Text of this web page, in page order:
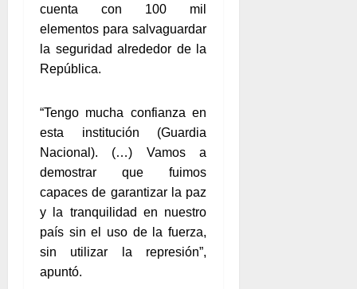
cuenta con 100 mil
elementos para salvaguardar
la seguridad alrededor de la
República.
“Tengo mucha confianza en
esta institución (Guardia
Nacional). (…) Vamos a
demostrar que fuimos
capaces de garantizar la paz
y la tranquilidad en nuestro
país sin el uso de la fuerza,
sin utilizar la represión”,
apuntó.